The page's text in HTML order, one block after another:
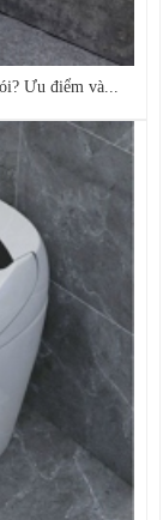
Ưu điểm và...